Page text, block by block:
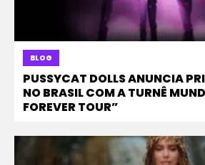
BLOG
PUSSYCAT DOLLS ANUNCIA
NO BRASIL COM A TURNÊ
FOREVER TOUR”